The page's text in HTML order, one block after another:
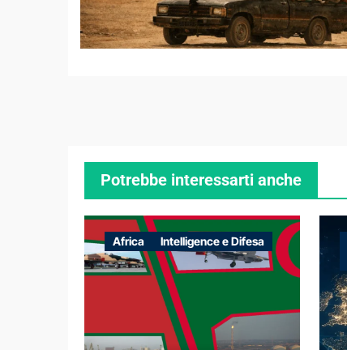
Potrebbe interessarti anche
Africa Intelligence e Difesa